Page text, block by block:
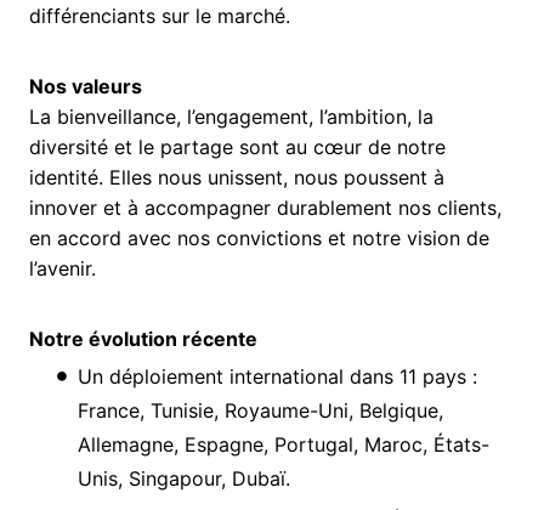
différenciants sur le marché.
Nos valeurs
La bienveillance, l’engagement, l’ambition, la
diversité et le partage sont au cœur de notre
identité. Elles nous unissent, nous poussent à
innover et à accompagner durablement nos clients,
en accord avec nos convictions et notre vision de
l’avenir.
Notre évolution récente
Un déploiement international dans 11 pays :
France, Tunisie, Royaume-Uni, Belgique,
Allemagne, Espagne, Portugal, Maroc, États-
Unis, Singapour, Dubaï.